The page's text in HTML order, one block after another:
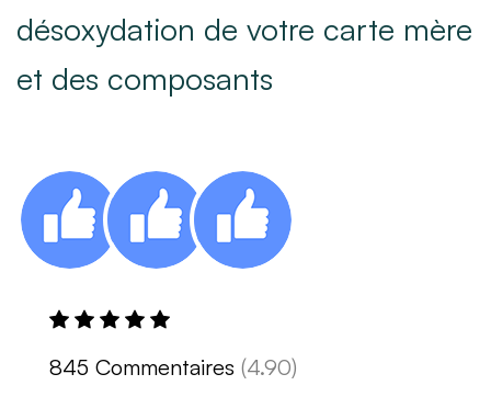
désoxydation de votre carte mère
et des composants
845 Commentaires (4.90)